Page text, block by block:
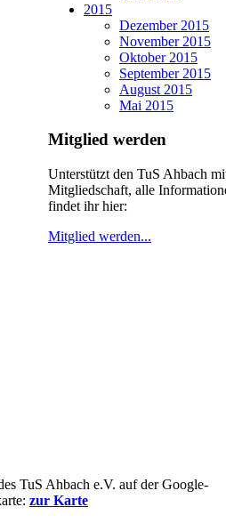
2015
Dezember 2015
November 2015
Oktober 2015
September 2015
August 2015
Mai 2015
Mitglied werden
Unterstützt den TuS Ahbach
Mitgliedschaft, alle
findet ihr hier:
Mitglied werden...
TuS Ahbach e.V. auf der Google-
zur Karte